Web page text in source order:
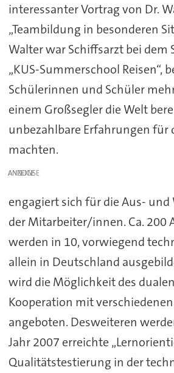
interessanter Vortrag von Dr.
„Teambildung in besonderen
Walter war Schiffsarzt bei dem
„KUS-Summerschool Reisen“,
Schülerinnen und Schüler
einem Großsegler die Welt
unbezahlbare Erfahrungen für
machten.
ANZEIGE
engagiert sich für die Aus-
der Mitarbeiter/innen. Ca. 200
werden in 10, vorwiegend
allein in Deutschland
wird die Möglichkeit des
Kooperation mit
angeboten. Desweiteren
Jahr 2007 erreichte
Qualitätstestierung in der